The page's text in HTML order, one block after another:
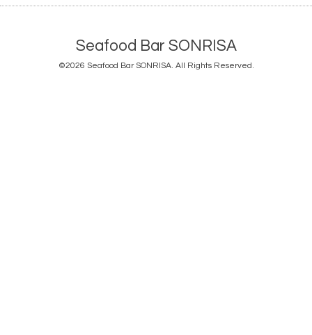
Seafood Bar SONRISA
©2026 Seafood Bar SONRISA. All Rights Reserved.